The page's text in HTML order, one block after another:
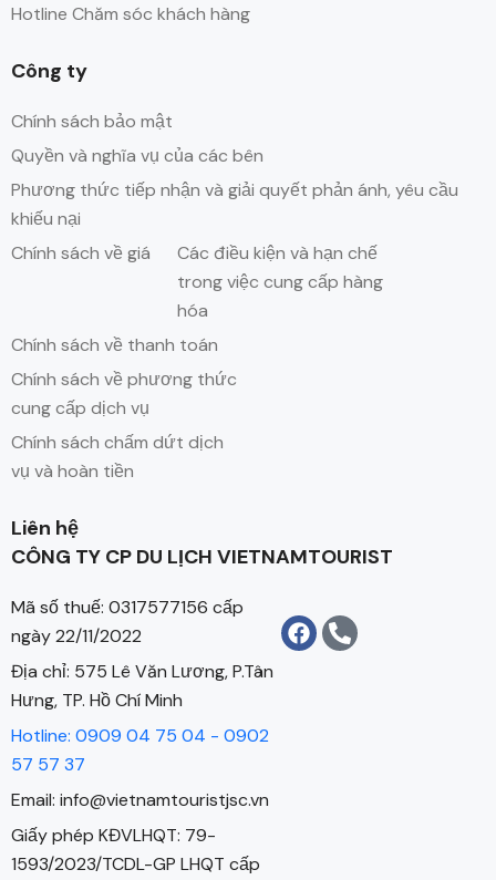
Hotline Chăm sóc khách hàng
Công ty
Chính sách bảo mật
Quyền và nghĩa vụ của các bên
Phương thức tiếp nhận và giải quyết phản ánh, yêu cầu
khiếu nại
Chính sách về giá
Các điều kiện và hạn chế
trong việc cung cấp hàng
hóa
Chính sách về thanh toán
Chính sách về phương thức
cung cấp dịch vụ
Chính sách chấm dứt dịch
vụ và hoàn tiền
Liên hệ
CÔNG TY CP DU LỊCH VIETNAMTOURIST
Mã số thuế: 0317577156 cấp
ngày 22/11/2022
Địa chỉ: 575 Lê Văn Lương, P.Tân
Hưng, TP. Hồ Chí Minh
Hotline: 0909 04 75 04 - 0902
57 57 37
Email: info@vietnamtouristjsc.vn
Giấy phép KĐVLHQT: 79-
1593/2023/TCDL-GP LHQT cấp